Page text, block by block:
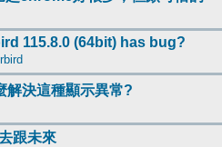
115.8.0 (64bit) has bug?
解決這種顯示異常?
跟未來